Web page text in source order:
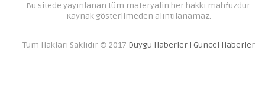
Bu sitede yayınlanan tüm materyalin her hakkı mahfuzdur.
Kaynak gösterilmeden alıntılanamaz.
Tüm Hakları Saklıdır © 2017 Duygu Haberler | Güncel Haberler